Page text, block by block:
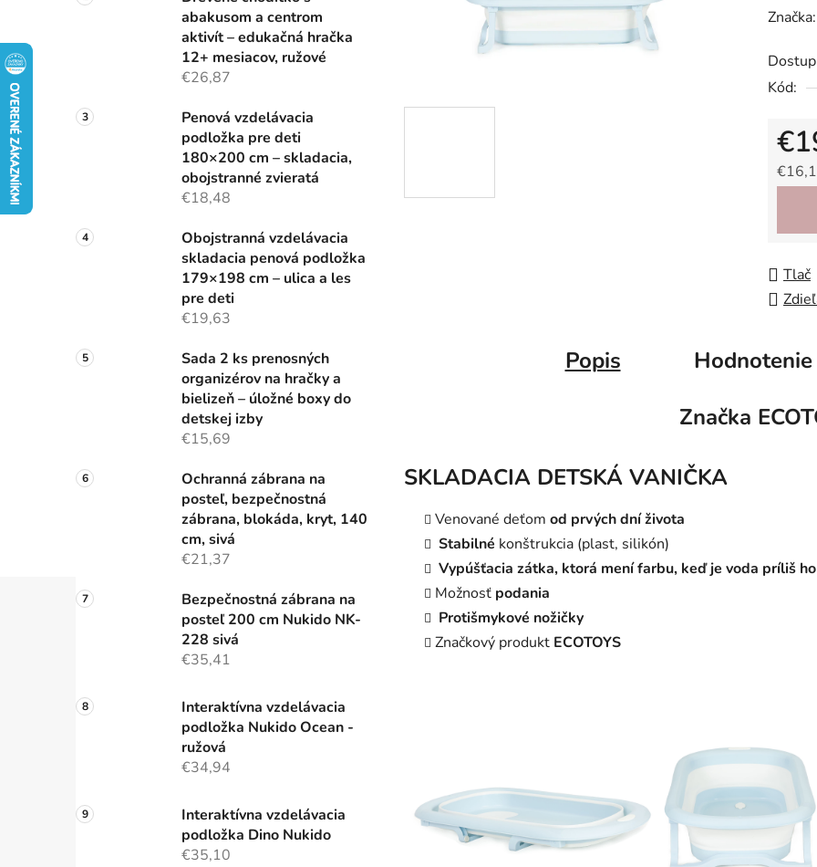
abakusom a centrom
aktivít – edukačná hračka
12+ mesiacov, ružové
€26,87
Penová vzdelávacia
podložka pre deti
180×200 cm – skladacia,
obojstranné zvieratá
€18,48
Obojstranná vzdelávacia
skladacia penová podložka
179×198 cm – ulica a les
pre deti
€19,63
Sada 2 ks prenosných
organizérov na hračky a
bielizeň – úložné boxy do
detskej izby
€15,69
Ochranná zábrana na
posteľ, bezpečnostná
zábrana, blokáda, kryt, 140
cm, sivá
€21,37
Bezpečnostná zábrana na
posteľ 200 cm Nukido NK-
228 sivá
€35,41
Interaktívna vzdelávacia
podložka Nukido Ocean -
ružová
€34,94
Interaktívna vzdelávacia
podložka Dino Nukido
€35,10
je
0,0
Kód:
Tlač
Popis
Hodnotenie
Značka
SKLADACIA DETSKÁ VANIČKA
Venované deťom od prvých dní života
Stabilné konštrukcia (plast, silikón)
Vypúšťacia zátka, ktorá mení farbu, keď je voda príliš
Možnosť podania
Protišmykové nožičky
Značkový produkt ECOTOYS